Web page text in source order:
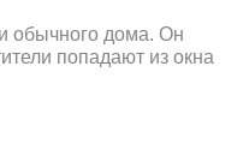
обычного дома. Он
попадают из окна